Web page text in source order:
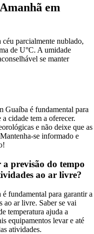
em
parcialmente nublado,
de U°C. A umidade
se manter
Guaíba é fundamental para
cidade tem a oferecer.
e não deixe que as
se informado e
previsão do tempo
ao ar livre?
fundamental para garantir a
ao ar livre. Saber se vai
temperatura ajuda a
equipamentos levar e até
atividades.